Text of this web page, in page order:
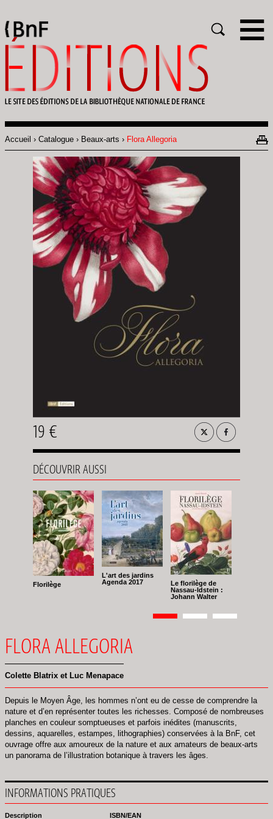
Fil
d'Ariane
Accueil Catalogue Beaux-arts Flora Allegoria
19 €
DÉCOUVRIR AUSSI
Florilège
L'art des jardins
Agenda 2017
Le florilège de
Nassau-Idstein :
Johann Walter
Pagination
Page
1 Page
2 Page
3
FLORA ALLEGORIA
Colette Blatrix et Luc Menapace
Depuis le Moyen Âge, les hommes n’ont eu de cesse de comprendre la
nature et d’en représenter toutes les richesses. Composé de nombreuses
planches en couleur somptueuses et parfois inédites (manuscrits,
dessins, aquarelles, estampes, lithographies) conservées à la BnF, cet
ouvrage offre aux amoureux de la nature et aux amateurs de beaux-arts
un panorama de l’illustration botanique à travers les âges.
INFORMATIONS PRATIQUES
Description ISBN/EAN